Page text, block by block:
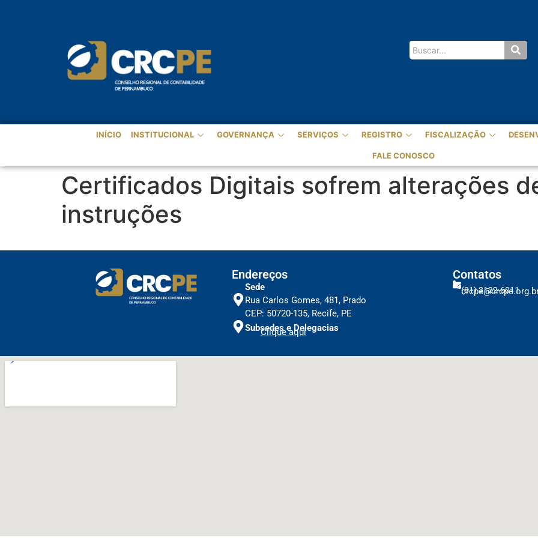
INÍCIO INSTITUCIONAL GOVERNANÇA SERVIÇOS REGISTRO FISCALIZAÇÃO
FALE CONOSCO
Certificados Digitais sofrem alterações
instruções
Endereços
Sede
Rua Carlos Gomes, 481, Prado
CEP: 50720-135, Recife, PE
Subsedes e Delegacias
Clique aqui
Contatos
(81) 2122-6011